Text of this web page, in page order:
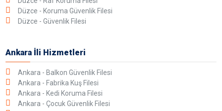
Düzce - Koruma Güvenlik Filesi
Düzce - Güvenlik Filesi
Ankara İli Hizmetleri
Ankara - Balkon Güvenlik Filesi
Ankara - Fabrika Kuş Filesi
Ankara - Kedi Koruma Filesi
Ankara - Çocuk Güvenlik Filesi